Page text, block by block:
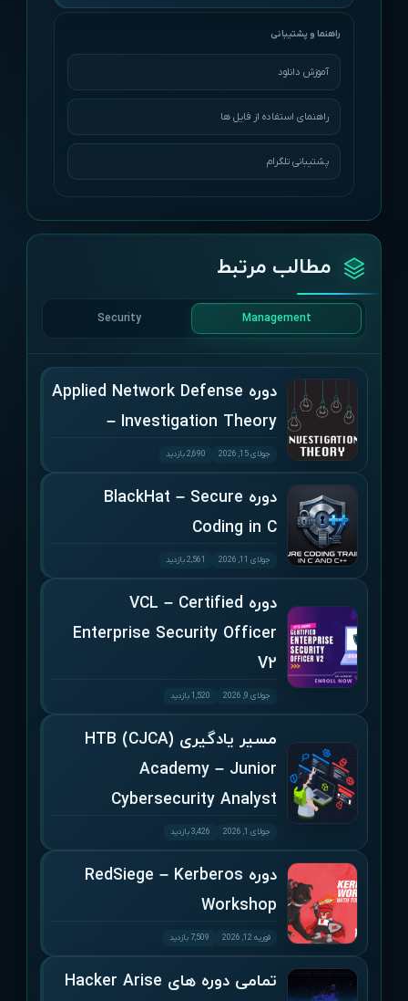
آموزش دانلود
راهنمای استفاده از فایل ها
پشتیبانی تلگرام
مطالب مرتبط
Management
Security
دوره Applied Network Defense
– Investigation Theory
جولای 15, 2026 2,690 بازدید
دوره BlackHat – Secure
Coding in C
جولای 11, 2026 2,561 بازدید
دوره VCL – Certified
Enterprise Security Officer
V2
جولای 9, 2026 1,520 بازدید
مسیر یادگیری (CJCA) HTB
Academy – Junior
Cybersecurity Analyst
جولای 1, 2026 3,426 بازدید
دوره RedSiege – Kerberos
Workshop
فوریه 12, 2026 7,509 بازدید
تمامی دوره های Hacker Arise